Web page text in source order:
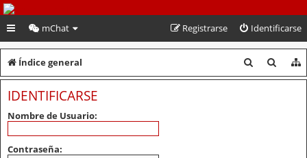
PeruVoley.com
mChat Identificarse
Registrarse
Índice general
u
u
IDENTIFICARSE
Nombre de Usuario:
Contraseña: